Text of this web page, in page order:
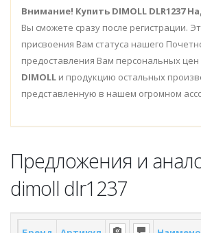
Внимание! Купить DIMOLL DLR1237
Вы сможете сразу после регистрации.
присвоения Вам статуса нашего
предоставления Вам персональных цен
DIMOLL и продукцию остальных
представленную в нашем огромном
Предложения и
dimoll dlr1237